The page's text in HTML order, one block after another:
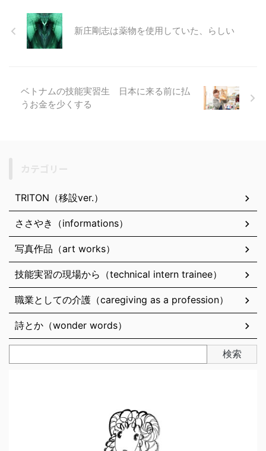
新庄剛志は薬物を使用していた、らしい
ベトナムの技能実習生 日本に来る前に払
うお金を少くする
TRITON（移設ver.）
ささやき（informations）
写真作品（art works）
技能実習の現場から（technical intern trainee）
職業としての介護（caregiving as a profession）
詩とか（wonder words）
検索